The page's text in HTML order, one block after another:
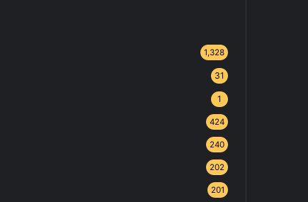
1,328
31
1
424
240
202
201